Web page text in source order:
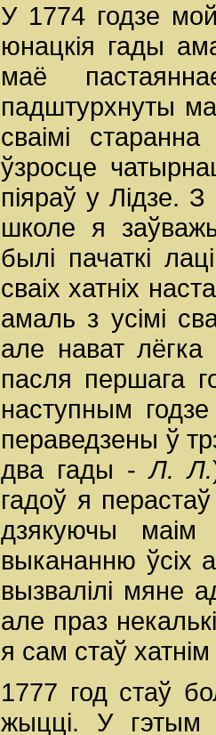
У 1774 годзе
юнацкія гады
маё
падштурхнуты
сваімі
ўзросце
піяраў у Лідзе.
школе я
былі пачаткі
сваіх хатніх
амаль з усімі
але нават
пасля першага
наступным
пераведзены ў
два гады -Л. Л.
гадоў я
дзякуючы
выкананню ўсіх
вызвалілі мяне
але праз
я сам стаў
1777 год стаў
жыцці. У гэтым